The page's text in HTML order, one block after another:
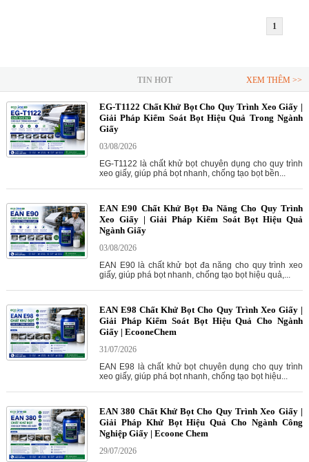
1
TIN HOT XEM THÊM >>
EG-T1122 Chất Khử Bọt Cho Quy Trình Xeo Giấy |
Giải Pháp Kiểm Soát Bọt Hiệu Quả Trong Ngành
Giấy
03/08/2026
EG-T1122 là chất khử bọt chuyên dụng cho quy trình
xeo giấy, giúp phá bọt nhanh, chống tạo bọt bền...
EAN E90 Chất Khử Bọt Đa Năng Cho Quy Trình
Xeo Giấy | Giải Pháp Kiểm Soát Bọt Hiệu Quả
Ngành Giấy
03/08/2026
EAN E90 là chất khử bọt đa năng cho quy trình xeo
giấy, giúp phá bọt nhanh, chống tạo bọt hiệu quả,...
EAN E98 Chất Khử Bọt Cho Quy Trình Xeo Giấy |
Giải Pháp Kiểm Soát Bọt Hiệu Quả Cho Ngành
Giấy | EcooneChem
31/07/2026
EAN E98 là chất khử bọt chuyên dụng cho quy trình
xeo giấy, giúp phá bọt nhanh, chống tạo bọt hiệu...
EAN 380 Chất Khử Bọt Cho Quy Trình Xeo Giấy |
Giải Pháp Khử Bọt Hiệu Quả Cho Ngành Công
Nghiệp Giấy | Ecoone Chem
29/07/2026